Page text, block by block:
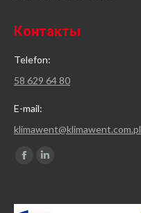
Контакты
Telefon:
58 629 64 80
E-mail:
klimawent@klimawent.com.pl
Найдите нас:
Facebook